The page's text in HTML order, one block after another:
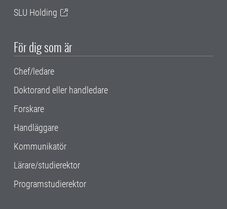
SLU Holding
För dig som är
Chef/ledare
Doktorand eller handledare
Forskare
Handläggare
Kommunikatör
Lärare/studierektor
Programstudierektor